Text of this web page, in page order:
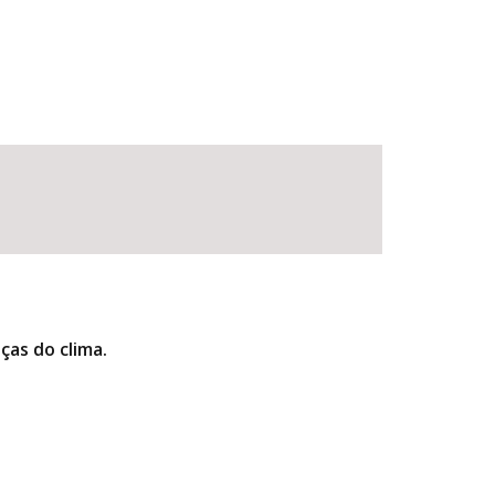
do clima.